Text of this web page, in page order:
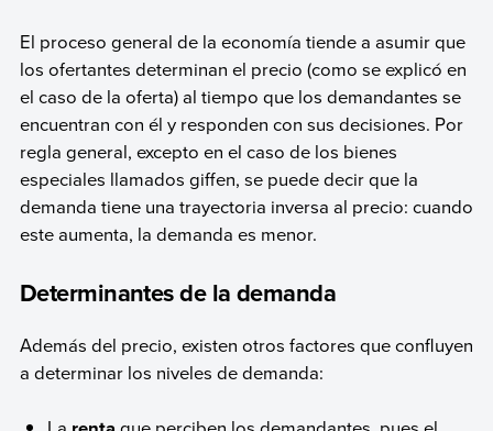
El proceso general de la economía tiende a asumir que
los ofertantes determinan el precio (como se explicó en
el caso de la oferta) al tiempo que los demandantes se
encuentran con él y responden con sus decisiones. Por
regla general, excepto en el caso de los bienes
especiales llamados giffen, se puede decir que la
demanda tiene una trayectoria inversa al precio: cuando
este aumenta, la demanda es menor.
Determinantes de la demanda
Además del precio, existen otros factores que confluyen
a determinar los niveles de demanda: